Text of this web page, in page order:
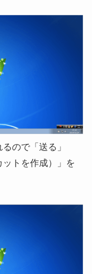
ので「送る」
トを作成）」を